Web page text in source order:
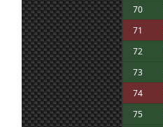
24 jun. 7:15 Marcos Z.:
23 jun. 19:11
Maxxis
23 jun. 18:23
Ikarus
23 jun. 17:18
Furribmw
23 jun. 17:16 Furribmw
70
71
72
73
74
75